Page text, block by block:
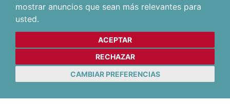
mostrar anuncios que sean más relevantes para
usted.
ACEPTAR
RECHAZAR
CAMBIAR PREFERENCIAS